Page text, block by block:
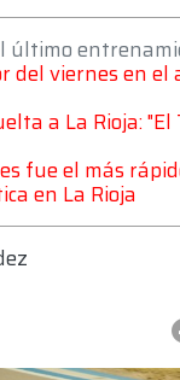
último
del viernes en el
a La Rioja:
fue el más
en La Rioja